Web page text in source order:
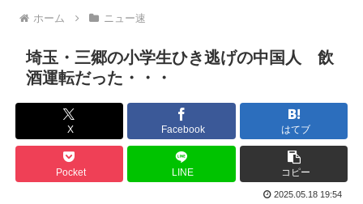
海外「全部日本の真似だったのか…」 日本の普通のテレビ番...
海外「まるでトランプ」FIFAがW杯開催都市と結んだ約束...
7時間かけて描いたHな糸会がこちら
海外「その通り！」日本人ならどこでも発展させると語る世界...
【1966年】 母の日に9歳の息子が帰らなかった——容疑...
日本人「うちの犬、たまたまついてきた八百屋で一目惚れした...
海外「まるでトランプ」FIFAがW杯開催都市と結んだ約束...
ホーム ニュー速
埼玉・三郷の小学生ひき逃げの中国人 飲
酒運転だった・・・
X Facebook はてブ
Pocket LINE コピー
2025.05.18 19:54